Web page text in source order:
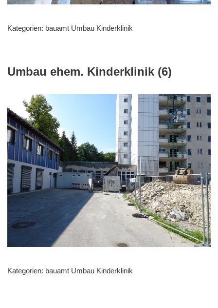
Kategorien: bauamt Umbau Kinderklinik
Umbau ehem. Kinderklinik (6)
Kategorien: bauamt Umbau Kinderklinik